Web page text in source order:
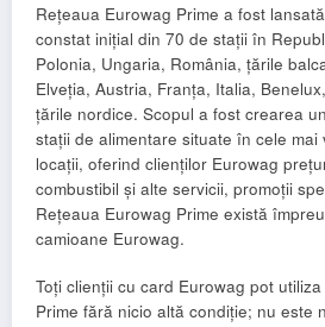
Rețeaua Eurowag Prime a fost
constat inițial din 70 de stații în
Polonia, Ungaria, România, țările
Elveția, Austria, Franța, Italia,
țările nordice. Scopul a fost crearea
stații de alimentare situate în cele mai
locații, oferind clienților Eurowag
combustibil și alte servicii, promoții
Rețeaua Eurowag Prime există
camioane Eurowag.
Toți clienții cu card Eurowag pot
Prime fără nicio altă condiție; nu este